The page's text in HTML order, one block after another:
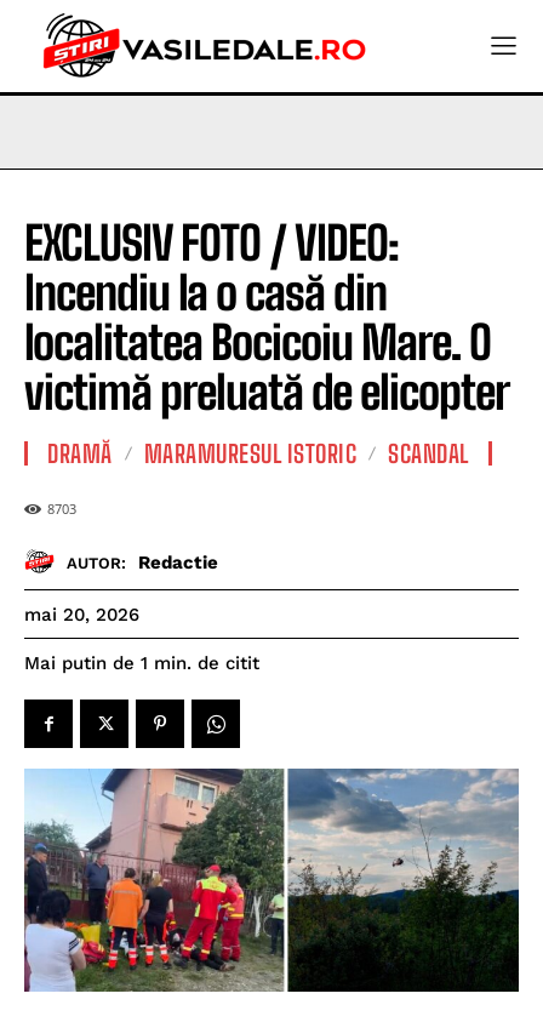
EXCLUSIV FOTO / VIDEO:
Incendiu la o casă din
localitatea Bocicoiu Mare. O
victimă preluată de elicopter
DRAMĂ MARAMURESUL ISTORIC SCANDAL
8703
AUTOR: Redactie
mai 20, 2026
Mai putin de 1 min. de citit